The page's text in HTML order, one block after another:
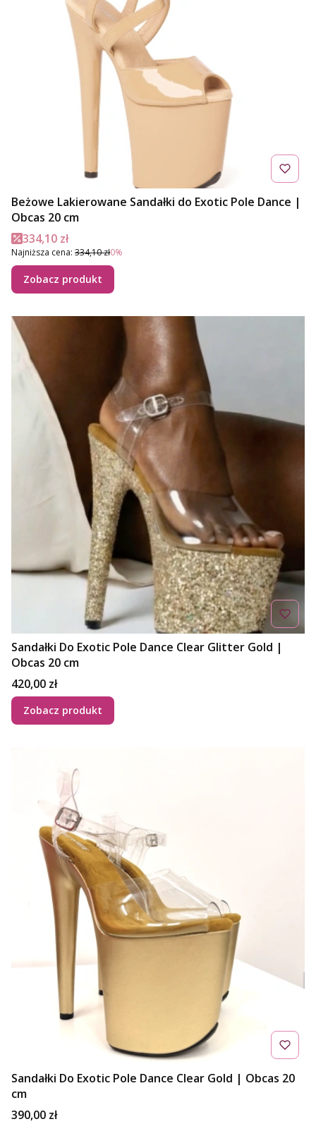
Beżowe Lakierowane Sandałki do Exotic Pole Dance |
Obcas 20 cm
Cena promocyjna
334,10 zł
Najniższa cena: 334,10 zł0%
Zobacz produkt
Sandałki Do Exotic Pole Dance Clear Glitter Gold |
Obcas 20 cm
Cena
420,00 zł
Zobacz produkt
Sandałki Do Exotic Pole Dance Clear Gold | Obcas 20
cm
Cena
390,00 zł